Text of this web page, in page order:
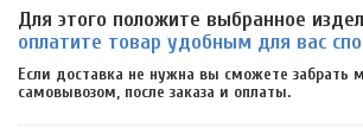
Для этого положите выбранное
оплатите товар удобным для вас
Если доставка не нужна вы сможете забрать
самовывозом, после заказа и оплаты.